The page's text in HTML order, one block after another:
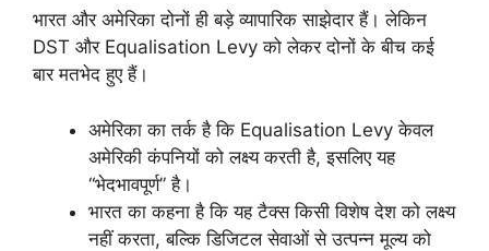
भारत और अमेरिका दोनों ही बड़े व्यापारिक साझेदार हैं। लेकिन
DST और Equalisation Levy को लेकर दोनों के बीच कई
बार मतभेद हुए हैं।
अमेरिका का तर्क है कि Equalisation Levy केवल
अमेरिकी कंपनियों को लक्ष्य करती है, इसलिए यह
“भेदभावपूर्ण” है।
भारत का कहना है कि यह टैक्स किसी विशेष देश को लक्ष्य
नहीं करता, बल्कि डिजिटल सेवाओं से उत्पन्न मूल्य को